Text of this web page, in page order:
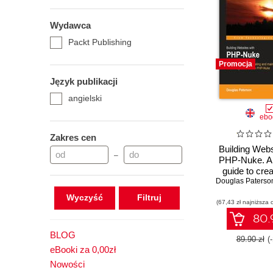
Wydawca
Packt Publishing
Język publikacji
angielski
Zakres cen
–
Wyczyść
BLOG
eBooki za 0,00zł
Nowości
Promocja
Building
PHP-Nuke.
guide to
maintaining
with
Douglas
(67,43 zł najniższa
89.90 zł